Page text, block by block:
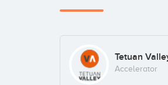
Tetuan
Accelerator